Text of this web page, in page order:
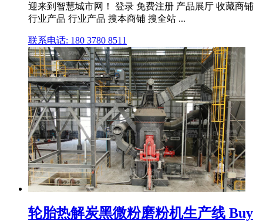
迎来到智慧城市网！ 登录 免费注册 产品展厅 收藏商铺
行业产品 行业产品 搜本商铺 搜全站 ...
联系电话: 180 3780 8511
轮胎热解炭黑微粉磨粉机生产线 Buy